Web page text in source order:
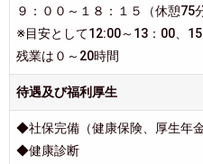
９：００～１８：１５（休憩75
※目安として12:00～13：00、
残業は０～20時間
待遇及び福利厚生
◆社保完備（健康保険、厚生年
◆健康診断